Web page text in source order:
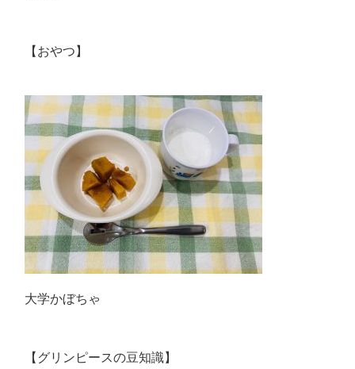
【おやつ】
大学かぼちゃ
【グリンピースの豆知識】